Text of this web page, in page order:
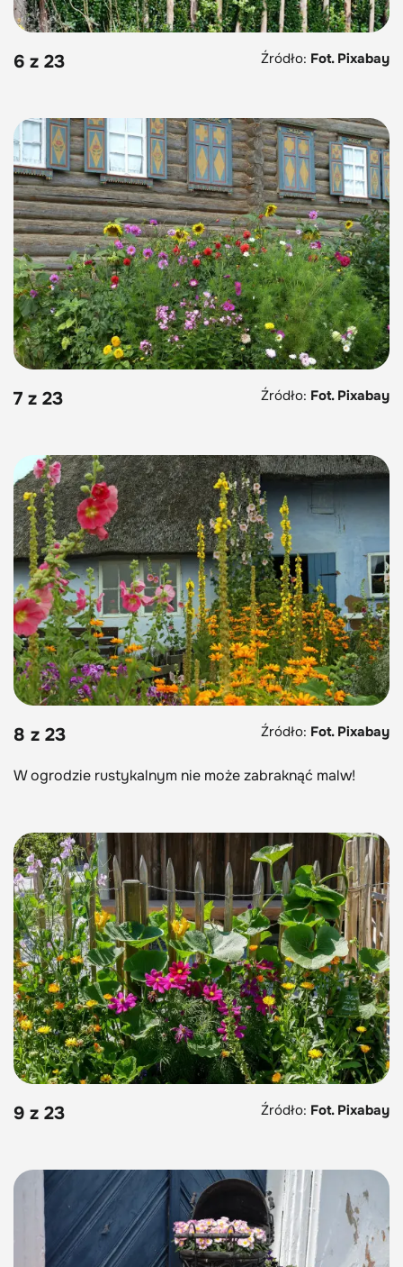
6 z 23 Źródło: Fot. Pixabay
7 z 23 Źródło: Fot. Pixabay
8 z 23 Źródło: Fot. Pixabay
W ogrodzie rustykalnym nie może zabraknąć malw!
9 z 23 Źródło: Fot. Pixabay